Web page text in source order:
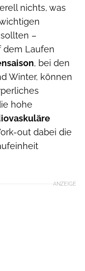
nichts, was
–
dem Laufen
, bei den
Winter, können
hohe
out dabei die
ANZEIGE